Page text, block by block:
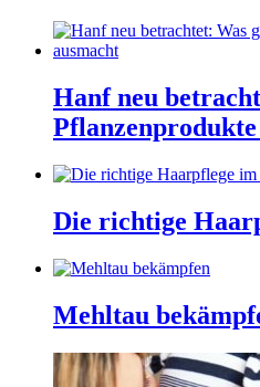
Hanf neu
Die richtige
Mehltau